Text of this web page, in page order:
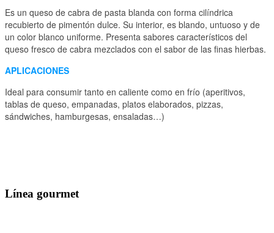
Es un queso de cabra de pasta blanda con forma cilíndrica
recubierto de pimentón dulce. Su interior, es blando, untuoso y de
un color blanco uniforme. Presenta sabores característicos del
queso fresco de cabra mezclados con el sabor de las finas hierbas.
APLICACIONES
Ideal para consumir tanto en caliente como en frío (aperitivos,
tablas de queso, empanadas, platos elaborados, pizzas,
sándwiches, hamburgesas, ensaladas…)
Línea gourmet